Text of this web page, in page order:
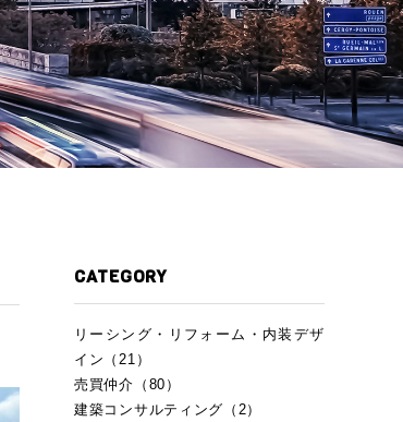
CATEGORY
リーシング・リフォーム・内装デザ
イン（21）
売買仲介（80）
建築コンサルティング（2）